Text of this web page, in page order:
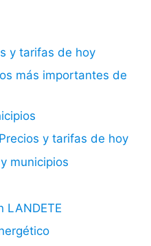
y tarifas de hoy
más importantes de
y tarifas de hoy
municipios
LANDETE